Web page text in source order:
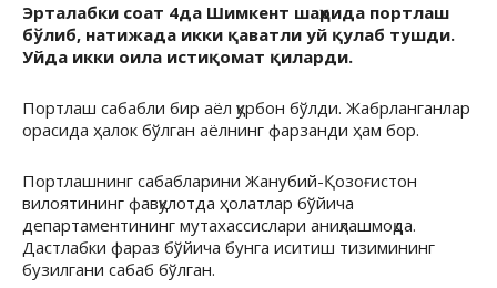
Эрталабки соат 4да Шимкент шаҳрида портлаш
бўлиб, натижада икки қаватли уй қулаб тушди.
Уйда икки оила истиқомат қиларди.
Портлаш сабабли бир аёл қурбон бўлди. Жабрланганлар
орасида ҳалок бўлган аёлнинг фарзанди ҳам бор.
Портлашнинг сабабларини Жанубий-Қозоғистон
вилоятининг фавқулотда ҳолатлар бўйича
департаментининг мутахассислари аниқлашмоқда.
Дастлабки фараз бўйича бунга иситиш тизимининг
бузилгани сабаб бўлган.